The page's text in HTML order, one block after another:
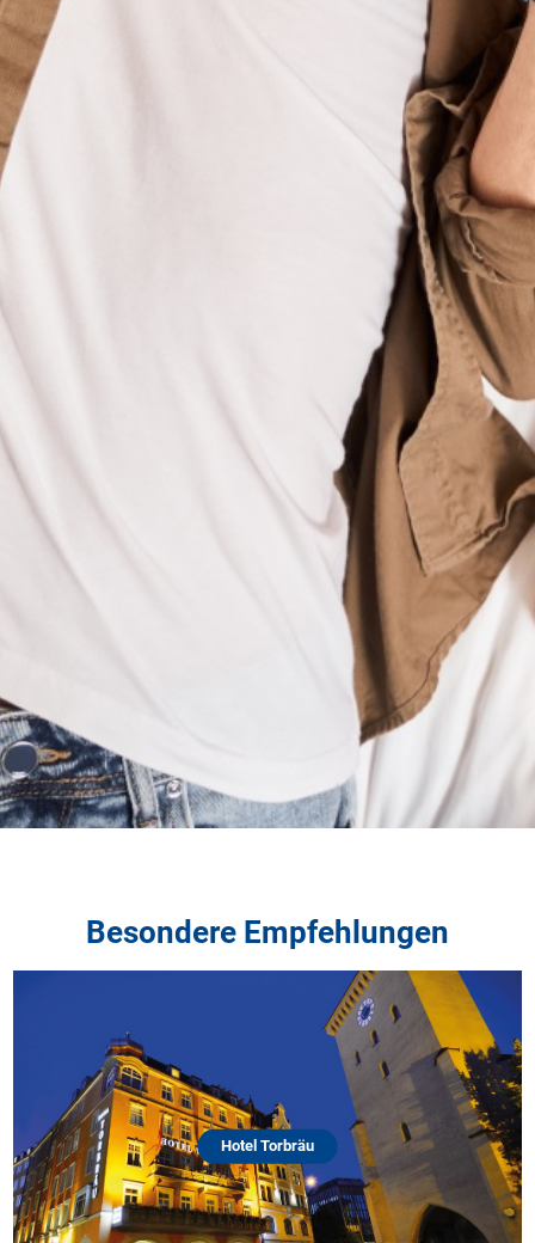
Besondere Empfehlungen
Hotel Torbräu